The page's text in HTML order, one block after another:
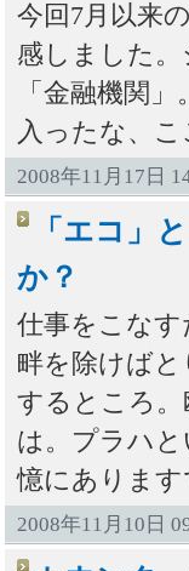
今回7月以来
感しました
「金融機関
入ったな、
2008年11月17日
「エコ」
か？
仕事をこな
畔を除けば
するところ
は。プラハ
憶にあります
2008年11月10日